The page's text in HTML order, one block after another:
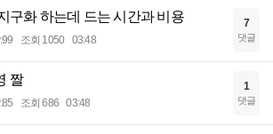
구화 하는데 드는 시간과 비용
조회 1050 03:48
7
댓글
짤
조회 686 03:48
1
댓글